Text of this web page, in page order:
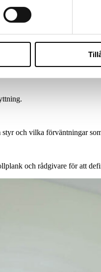
du får när du väljer oss
och vilka förväntningar
och rådgivare för att